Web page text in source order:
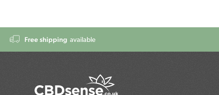
Free shipping available